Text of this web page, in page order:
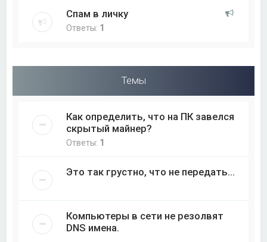
Спам в личку
Ответы: 1
Темы
Как определить, что на ПК завелся
скрытый майнер?
Ответы: 1
Это так грустно, что не передать...
Компьютеры в сети не резолвят
DNS имена.